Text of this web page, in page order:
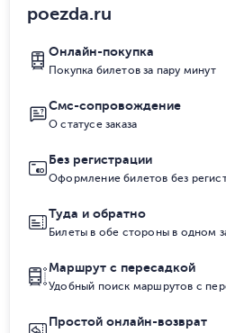
poezda.ru
Онлайн-покупка
Покупка билетов за пару минут
Смс-сопровождение
О статусе заказа
Без регистрации
Оформление билетов без
Туда и обратно
Билеты в обе стороны в одном
Маршрут с пересадкой
Удобный поиск маршрутов с
Простой онлайн-возврат